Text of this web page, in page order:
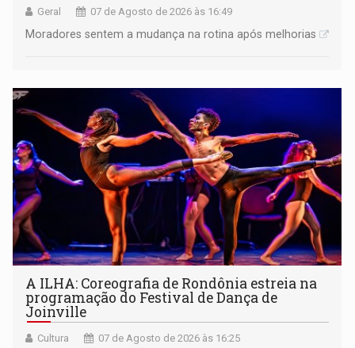
Geral 07 de Agosto de 2026 às 16:49
Moradores sentem a mudança na rotina após melhorias
A ILHA: Coreografia de Rondônia estreia na
programação do Festival de Dança de
Joinville
Cultura 07 de Agosto de 2026 às 16:25